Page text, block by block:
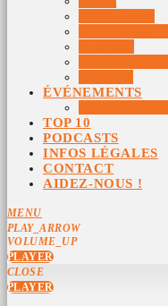
ÉVÉNEMENTS
TOP 10
PODCASTS
INFOS LÉGALES
CONTACT
AIDEZ-NOUS !
MENU
PLAY_ARROW
VOLUME_UP
PLAYER
CLOSE
PLAYER